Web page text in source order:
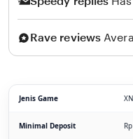
Rave reviews
Jenis Game
Minimal Deposit